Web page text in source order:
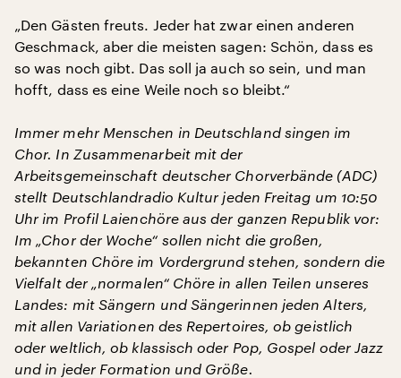
„Den Gästen freuts. Jeder hat zwar einen anderen
Geschmack, aber die meisten sagen: Schön, dass es
so was noch gibt. Das soll ja auch so sein, und man
hofft, dass es eine Weile noch so bleibt.“
Immer mehr Menschen in Deutschland singen im
Chor. In Zusammenarbeit mit der
Arbeitsgemeinschaft deutscher Chorverbände (ADC)
stellt Deutschlandradio Kultur jeden Freitag um 10:50
Uhr im Profil Laienchöre aus der ganzen Republik vor:
Im „Chor der Woche“ sollen nicht die großen,
bekannten Chöre im Vordergrund stehen, sondern die
Vielfalt der „normalen“ Chöre in allen Teilen unseres
Landes: mit Sängern und Sängerinnen jeden Alters,
mit allen Variationen des Repertoires, ob geistlich
oder weltlich, ob klassisch oder Pop, Gospel oder Jazz
und in jeder Formation und Größe.